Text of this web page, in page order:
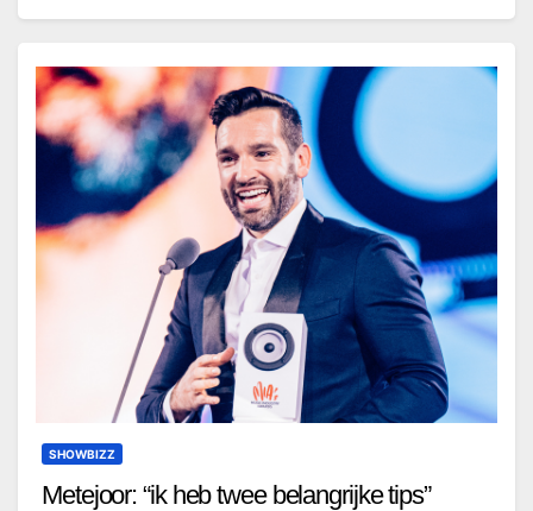
SHOWBIZZ
Metejoor: “ik heb twee belangrijke tips”